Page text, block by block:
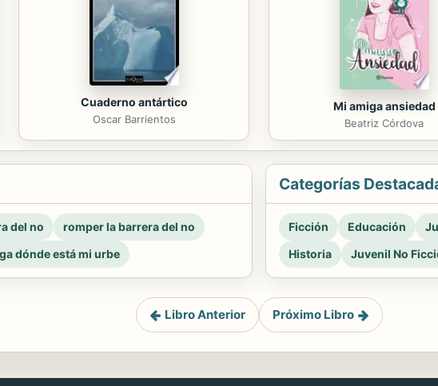
Cuaderno antártico
Oscar Barrientos
Mi amiga ansiedad
Beatriz Córdova
del no
romper la barrera del no
dónde está mi urbe
Categorías
Ficción Educación
Historia
Juvenil No
Libro Anterior Próximo Libro